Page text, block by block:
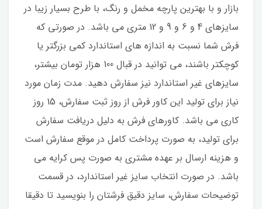
بازار و با بهترین پارچه مخمل و رنگ، با طرح بسیار زیبا در
سایزهای 4 و 6 و 9 و 12 متری می باشد. در صورتی که
فرش شما نسبت به اندازه های استاندارد کمی بزرگتر یا
کوچکتر باشند، می توانید در قبال 100 هزار تومان بیشتر،
سایزهای غیر استاندارد نیز سفارش دهید. مدت زمان مورد
نیاز برای تولید این کاور فرش از روز ثبت سفارش، 15 روز
کاری می باشد. کاورهای فرش به دلیل دریافت سفارش
برای تولید، به صورت پرداخت کامل در موقع سفارش است
و هزینه ارسال بر عهده مشتری به صورت پس کرایه می
باشد. در صورت انتخاب سایز غیر استاندارد، در قسمت
توضیحات سفارش، سایز دقیق فرشتان را بنویسید تا دقیقا